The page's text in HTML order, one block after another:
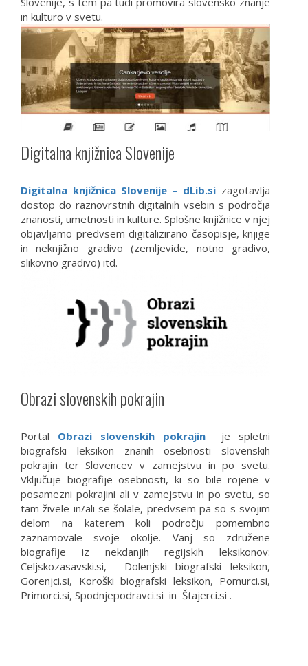
in kulturo v svetu.
Digitalna knjižnica Slovenije
Digitalna knjižnica Slovenije – dLib.si zagotavlja
dostop do raznovrstnih digitalnih vsebin s področja
znanosti, umetnosti in kulture. Splošne knjižnice v njej
objavljamo predvsem digitalizirano časopisje, knjige
in neknjižno gradivo (zemljevide, notno gradivo,
slikovno gradivo) itd.
Obrazi slovenskih pokrajin
Portal Obrazi slovenskih pokrajinje spletni
biografski leksikon znanih osebnosti slovenskih
pokrajin ter Slovencev v zamejstvu in po svetu.
Vključuje biografije osebnosti, ki so bile rojene v
posamezni pokrajini ali v zamejstvu in po svetu, so
tam živele in/ali se šolale, predvsem pa so s svojim
delom na katerem koli področju pomembno
zaznamovale svoje okolje. Vanj so združene
biografije iz nekdanjih regijskih leksikonov:
Celjskozasavski.si, Dolenjski biografski leksikon,
Gorenjci.si, Koroški biografski leksikon, Pomurci.si,
Primorci.si, Spodnjepodravci.si in Štajerci.si .